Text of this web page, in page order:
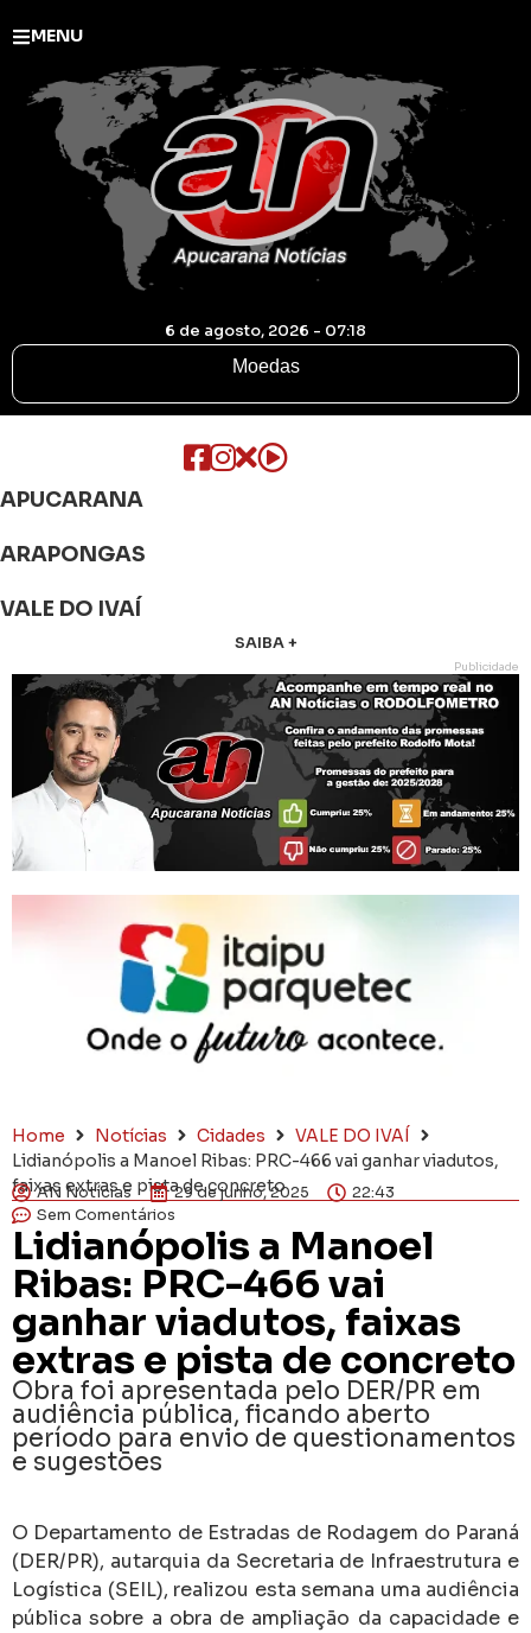
MENU
6 de agosto, 2026 - 07:18
Moedas
APUCARANA
ARAPONGAS
VALE DO IVAÍ
SAIBA +
Publicidade
Home Notícias Cidades
VALE DO IVAÍ
Lidianópolis a Manoel Ribas: PRC-466 vai ganhar viadutos,
faixas extras e pista de concreto
AN Notícias 29 de junho, 2025
22:43
Sem Comentários
Lidianópolis a Manoel
Ribas: PRC-466 vai
ganhar viadutos, faixas
extras e pista de concreto
Obra foi apresentada pelo DER/PR em
audiência pública, ficando aberto
período para envio de questionamentos
e sugestões
O Departamento de Estradas de Rodagem do Paraná
(DER/PR), autarquia da Secretaria de Infraestrutura e
Logística (SEIL), realizou esta semana uma audiência
pública sobre a obra de ampliação da capacidade e